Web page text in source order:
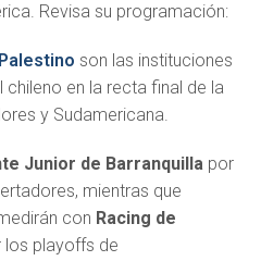
Revisa su programación:
Palestino son las instituciones
en la recta final de la
y Sudamericana.
Junior de Barranquillapor
mientras que
con Racing de
playoffs de